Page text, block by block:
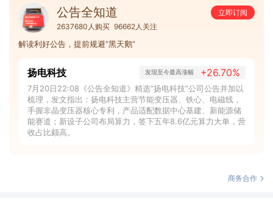
公告全知道
立即订阅
2637680人购买 96662人关注
解读利好公告，提前规避“黑天鹅”
扬电科技 发现至今最高涨幅 +26.70%
7月20日22:08《公告全知道》精选“扬电科技”公司公告并加以
梳理，发文指出：扬电科技主营节能变压器、铁心、电磁线，
手握非晶变压器核心专利，产品适配数据中心基建、新能源储
能赛道；新设子公司布局算力，签下五年8.6亿元算力大单，营
收占比颇高。
商务合作